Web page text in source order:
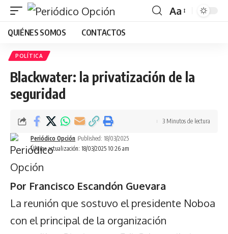
Font
Aa
QUIÉNES SOMOS CONTACTOS
POLÍTICA
Blackwater: la privatización de la
seguridad
Última actualización: 18/03/2025 10:26 am
Periódico Opción Published: 18/03/2025
3 Minutos de lectura
Por Francisco Escandón Guevara
La reunión que sostuvo el presidente Noboa
con el principal de la organización